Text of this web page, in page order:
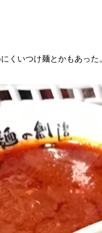
くいつけ麺とかもあった。